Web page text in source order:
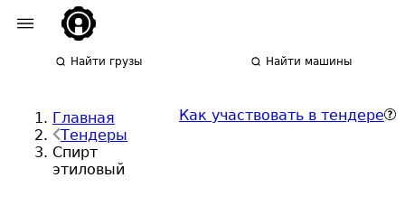
Найти грузы Найти машины
Главная
Тендеры
Спирт
этиловый
Как участвовать в тендере